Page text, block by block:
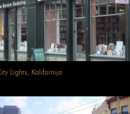
Lights, Kalifornija